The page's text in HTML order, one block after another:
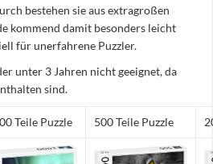
bestehen sie aus extragroßen
kommend damit besonders leicht
für unerfahrene Puzzler.
unter 3 Jahren nicht geeignet, da
sind.
Teile Puzzle 500 Teile Puzzle